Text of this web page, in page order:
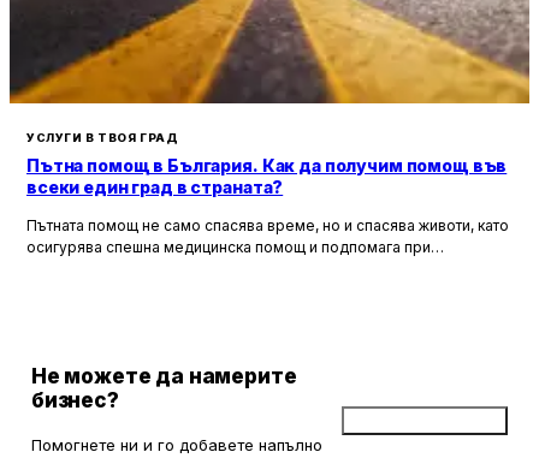
УСЛУГИ В ТВОЯ ГРАД
Пътна помощ в България. Как да получим помощ във
всеки един град в страната?
Пътната помощ не само спасява време, но и спасява животи, като
осигурява спешна медицинска помощ и подпомага при
Не можете да намерите
бизнес?
Помогнете ни и го добавете напълно